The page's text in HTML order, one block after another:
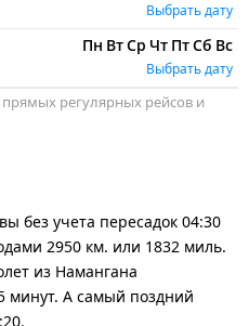
Выбрать дату
Пн ВтСр Чт ПтСб Вс
Выбрать дату
регулярных рейсов и
без учета пересадок 04:30
2950 км. или 1832 миль.
из Намангана
минут. А самый поздний